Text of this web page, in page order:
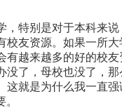
，特别是对于本科来
校友资源。如果一所
有越来越多的好的校
没了，母校也没了，
这就是为什么我一直